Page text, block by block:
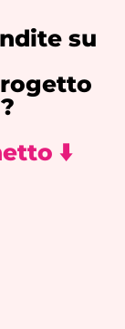
su
⬇️